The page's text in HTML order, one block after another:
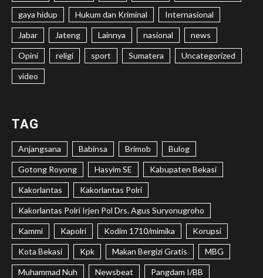
gaya hidup Hukum dan Kriminal Internasional
Jabar Jateng Lainnya nasional news
Opini religi sport Sumatera Uncategorized
video
TAG
Anjangsana Babinsa Brimob Bulog
Gotong Royong Hasyim SE Kabupaten Bekasi
Kakorlantas Kakorlantas Polri
Kakorlantas Polri Irjen Pol Drs. Agus Suryonugroho
Kammi Kapolri Kodim 1710/mimika Korupsi
Kota Bekasi Kpk Makan Bergizi Gratis MBG
Muhammad Nuh Newsbeat Pangdam I/BB